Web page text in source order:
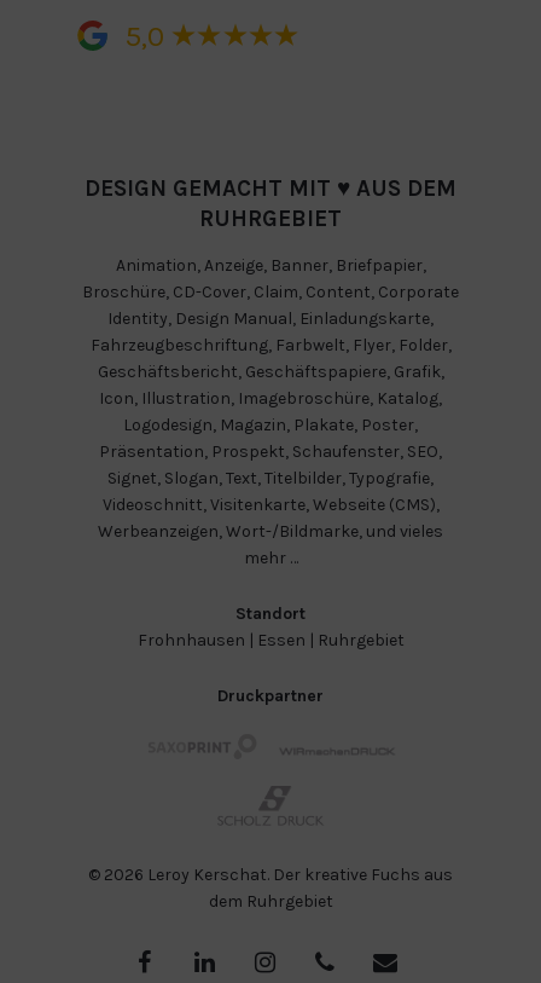
5,0
DESIGN GEMACHT MIT ♥ AUS DEM
RUHRGEBIET
Animation,Anzeige, Banner, Briefpapier,
Broschüre, CD-Cover, Claim, Content, Corporate
Identity, Design Manual, Einladungskarte,
Fahrzeugbeschriftung, Farbwelt, Flyer, Folder,
Geschäftsbericht, Geschäftspapiere, Grafik,
Icon, Illustration, Imagebroschüre, Katalog,
Logodesign, Magazin, Plakate, Poster,
Präsentation, Prospekt, Schaufenster, SEO,
Signet, Slogan,Text,Titelbilder,Typografie,
Videoschnitt,Visitenkarte,Webseite (CMS),
Werbeanzeigen,Wort-/Bildmarke, und vieles
mehr …
Standort
Frohnhausen | Essen | Ruhrgebiet
Druckpartner
© 2026 Leroy Kerschat. Der kreative Fuchs aus
dem Ruhrgebiet
facebooklinkedin instagramphone email